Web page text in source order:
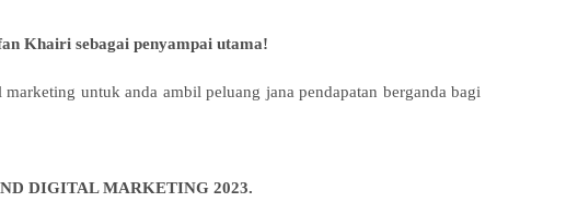
Khairi sebagai penyampai utama!
untuk anda ambil peluang jana pendapatan berganda bagi
DIGITAL MARKETING 2023.